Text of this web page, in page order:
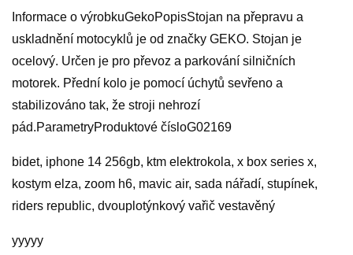
Informace o výrobkuGekoPopisStojan na přepravu a
uskladnění motocyklů je od značky GEKO. Stojan je
ocelový. Určen je pro převoz a parkování silničních
motorek. Přední kolo je pomocí úchytů sevřeno a
stabilizováno tak, že stroji nehrozí
pád.ParametryProduktové čísloG02169
bidet, iphone 14 256gb, ktm elektrokola, x box series x,
kostym elza, zoom h6, mavic air, sada nářadí, stupínek,
riders republic, dvouplotýnkový vařič vestavěný
yyyyy